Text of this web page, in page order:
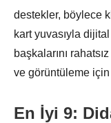
destekler, böylece
kart yuvasıyla
başkalarını
ve görüntüleme için
En İyi 9: